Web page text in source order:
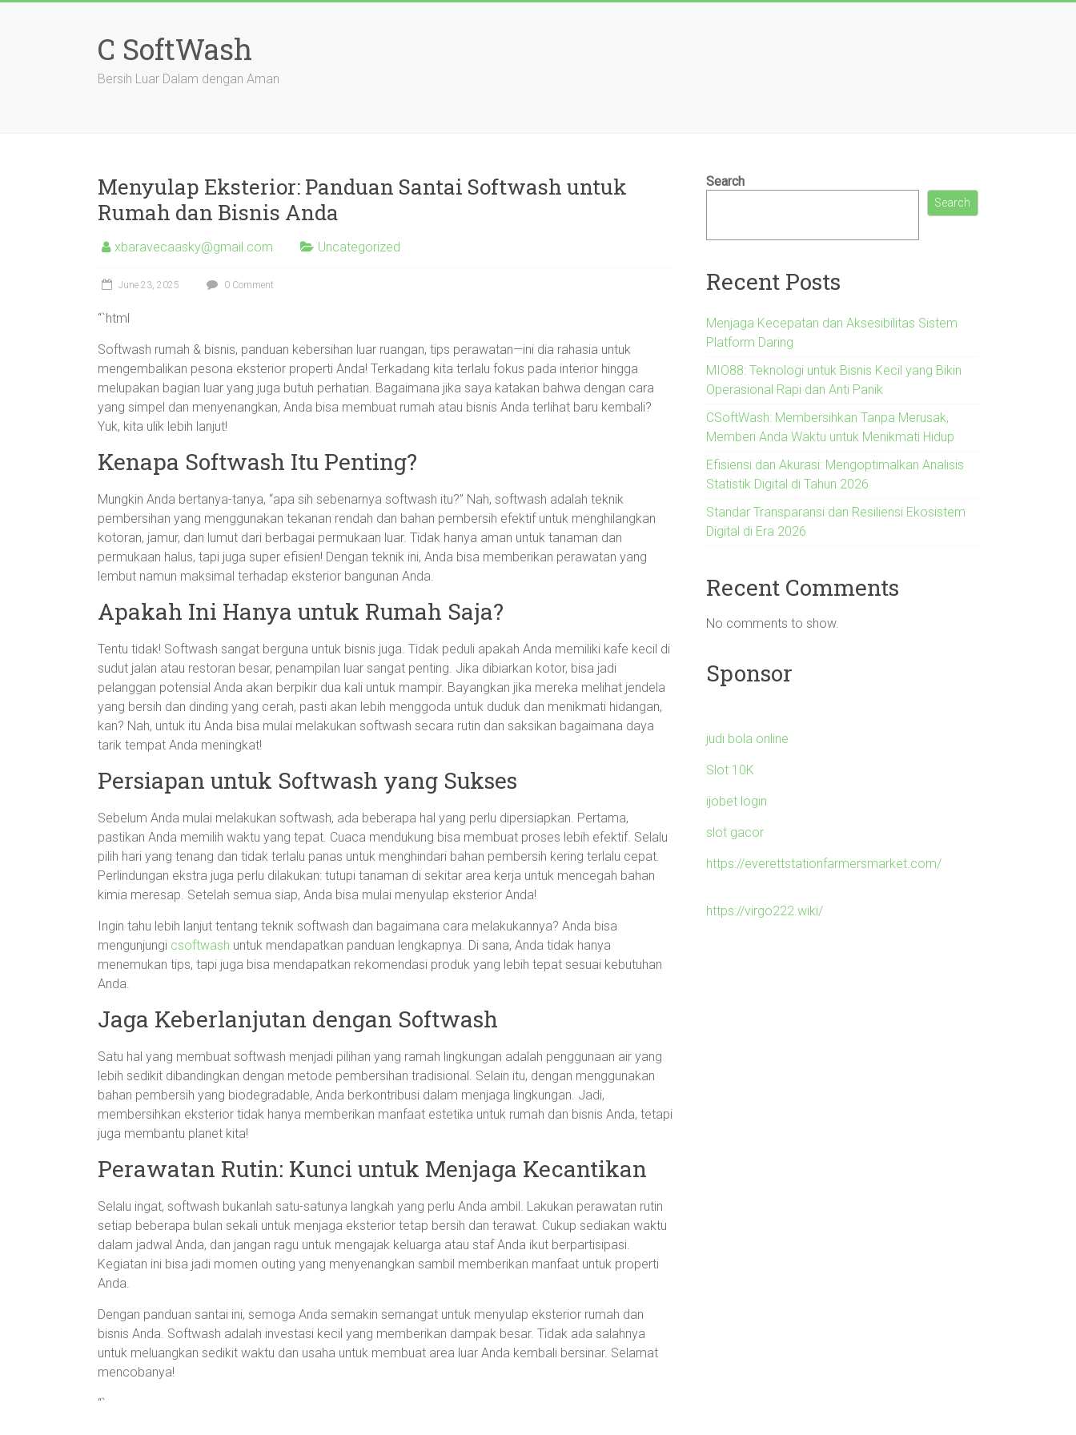
C SoftWash
Bersih Luar Dalam dengan Aman
Menyulap Eksterior: Panduan Santai Softwash untuk
Rumah dan Bisnis Anda
xbaravecaasky@gmail.com Uncategorized
June 23, 2025 0 Comment
“`html
Softwash rumah & bisnis, panduan kebersihan luar ruangan, tips perawatan—ini dia rahasia untuk
mengembalikan pesona eksterior properti Anda! Terkadang kita terlalu fokus pada interior hingga
melupakan bagian luar yang juga butuh perhatian. Bagaimana jika saya katakan bahwa dengan cara
yang simpel dan menyenangkan, Anda bisa membuat rumah atau bisnis Anda terlihat baru kembali?
Yuk, kita ulik lebih lanjut!
Kenapa Softwash Itu Penting?
Mungkin Anda bertanya-tanya, “apa sih sebenarnya softwash itu?” Nah, softwash adalah teknik
pembersihan yang menggunakan tekanan rendah dan bahan pembersih efektif untuk menghilangkan
kotoran, jamur, dan lumut dari berbagai permukaan luar. Tidak hanya aman untuk tanaman dan
permukaan halus, tapi juga super efisien! Dengan teknik ini, Anda bisa memberikan perawatan yang
lembut namun maksimal terhadap eksterior bangunan Anda.
Apakah Ini Hanya untuk Rumah Saja?
Tentu tidak! Softwash sangat berguna untuk bisnis juga. Tidak peduli apakah Anda memiliki kafe kecil di
sudut jalan atau restoran besar, penampilan luar sangat penting. Jika dibiarkan kotor, bisa jadi
pelanggan potensial Anda akan berpikir dua kali untuk mampir. Bayangkan jika mereka melihat jendela
yang bersih dan dinding yang cerah, pasti akan lebih menggoda untuk duduk dan menikmati hidangan,
kan? Nah, untuk itu Anda bisa mulai melakukan softwash secara rutin dan saksikan bagaimana daya
tarik tempat Anda meningkat!
Persiapan untuk Softwash yang Sukses
Sebelum Anda mulai melakukan softwash, ada beberapa hal yang perlu dipersiapkan. Pertama,
pastikan Anda memilih waktu yang tepat. Cuaca mendukung bisa membuat proses lebih efektif. Selalu
pilih hari yang tenang dan tidak terlalu panas untuk menghindari bahan pembersih kering terlalu cepat.
Perlindungan ekstra juga perlu dilakukan: tutupi tanaman di sekitar area kerja untuk mencegah bahan
kimia meresap. Setelah semua siap, Anda bisa mulai menyulap eksterior Anda!
Ingin tahu lebih lanjut tentang teknik softwash dan bagaimana cara melakukannya? Anda bisa
mengunjungi csoftwash untuk mendapatkan panduan lengkapnya. Di sana, Anda tidak hanya
menemukan tips, tapi juga bisa mendapatkan rekomendasi produk yang lebih tepat sesuai kebutuhan
Anda.
Jaga Keberlanjutan dengan Softwash
Satu hal yang membuat softwash menjadi pilihan yang ramah lingkungan adalah penggunaan air yang
lebih sedikit dibandingkan dengan metode pembersihan tradisional. Selain itu, dengan menggunakan
bahan pembersih yang biodegradable, Anda berkontribusi dalam menjaga lingkungan. Jadi,
membersihkan eksterior tidak hanya memberikan manfaat estetika untuk rumah dan bisnis Anda, tetapi
juga membantu planet kita!
Perawatan Rutin: Kunci untuk Menjaga Kecantikan
Selalu ingat, softwash bukanlah satu-satunya langkah yang perlu Anda ambil. Lakukan perawatan rutin
setiap beberapa bulan sekali untuk menjaga eksterior tetap bersih dan terawat. Cukup sediakan waktu
dalam jadwal Anda, dan jangan ragu untuk mengajak keluarga atau staf Anda ikut berpartisipasi.
Kegiatan ini bisa jadi momen outing yang menyenangkan sambil memberikan manfaat untuk properti
Anda.
Dengan panduan santai ini, semoga Anda semakin semangat untuk menyulap eksterior rumah dan
bisnis Anda. Softwash adalah investasi kecil yang memberikan dampak besar. Tidak ada salahnya
untuk meluangkan sedikit waktu dan usaha untuk membuat area luar Anda kembali bersinar. Selamat
mencobanya!
“`
Search
Search
Recent Posts
Menjaga Kecepatan dan Aksesibilitas Sistem
Platform Daring
MIO88: Teknologi untuk Bisnis Kecil yang Bikin
Operasional Rapi dan Anti Panik
CSoftWash: Membersihkan Tanpa Merusak,
Memberi Anda Waktu untuk Menikmati Hidup
Efisiensi dan Akurasi: Mengoptimalkan Analisis
Statistik Digital di Tahun 2026
Standar Transparansi dan Resiliensi Ekosistem
Digital di Era 2026
Recent Comments
No comments to show.
Sponsor
judi bola online
Slot 10K
ijobet login
slot gacor
https://everettstationfarmersmarket.com/
https://virgo222.wiki/